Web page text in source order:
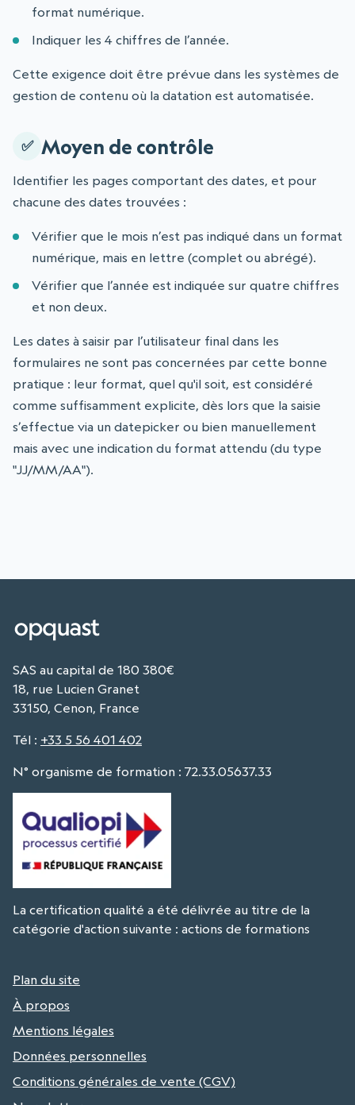
format numérique.
Indiquer les 4 chiffres de l’année.
Cette exigence doit être prévue dans les systèmes de
gestion de contenu où la datation est automatisée.
Moyen de contrôle
Identifier les pages comportant des dates, et pour
chacune des dates trouvées :
Vérifier que le mois n’est pas indiqué dans un format
numérique, mais en lettre (complet ou abrégé).
Vérifier que l’année est indiquée sur quatre chiffres
et non deux.
Les dates à saisir par l’utilisateur final dans les
formulaires ne sont pas concernées par cette bonne
pratique : leur format, quel qu'il soit, est considéré
comme suffisamment explicite, dès lors que la saisie
s’effectue via un datepicker ou bien manuellement
mais avec une indication du format attendu (du type
"JJ/MM/AA").
SAS au capital de 180 380€
18, rue Lucien Granet
33150, Cenon, France
Tél : +33 5 56 401 402
N° organisme de formation : 72.33.05637.33
La certification qualité a été délivrée au titre de la
catégorie d'action suivante : actions de formations
Plan du site
À propos
Mentions légales
Données personnelles
Conditions générales de vente (CGV)